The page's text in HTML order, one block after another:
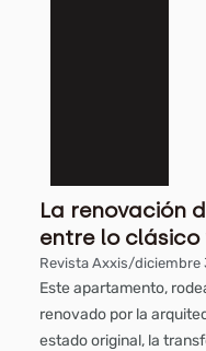
La renovación
entre lo clásico
Revista Axxis/diciembre
Este apartamento,
renovado por la
estado original, la